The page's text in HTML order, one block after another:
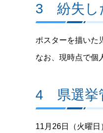
3 紛失し
ポスターを描いた
なお、現時点で個
4 県選挙
11月26日（火曜